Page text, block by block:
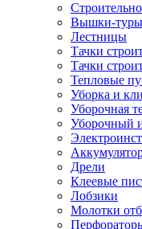
Вышки-туры
Лестницы
Тачки
Тачки
Тепловые
Уборка и
Уборочная
Уборочный
Дрели
Клеевые
Лобзики
Молотки